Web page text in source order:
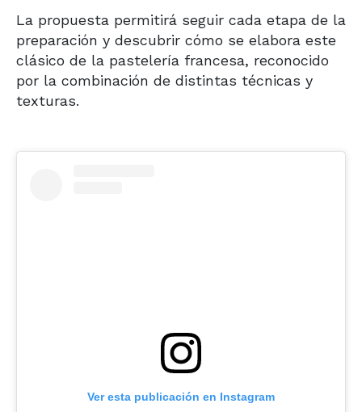
La propuesta permitirá seguir cada etapa de la
preparación y descubrir cómo se elabora este
clásico de la pastelería francesa, reconocido
por la combinación de distintas técnicas y
texturas.
Ver esta publicación en Instagram